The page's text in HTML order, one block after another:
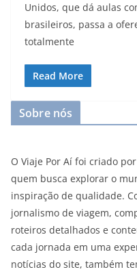
Unidos, que dá aulas
brasileiros, passa a
totalmente
Read More
Sobre nós
O Viaje Por Aí foi criado
quem busca explorar o
inspiração de qualidade.
jornalismo de viagem,
roteiros detalhados e
cada jornada em uma
notícias do site, também